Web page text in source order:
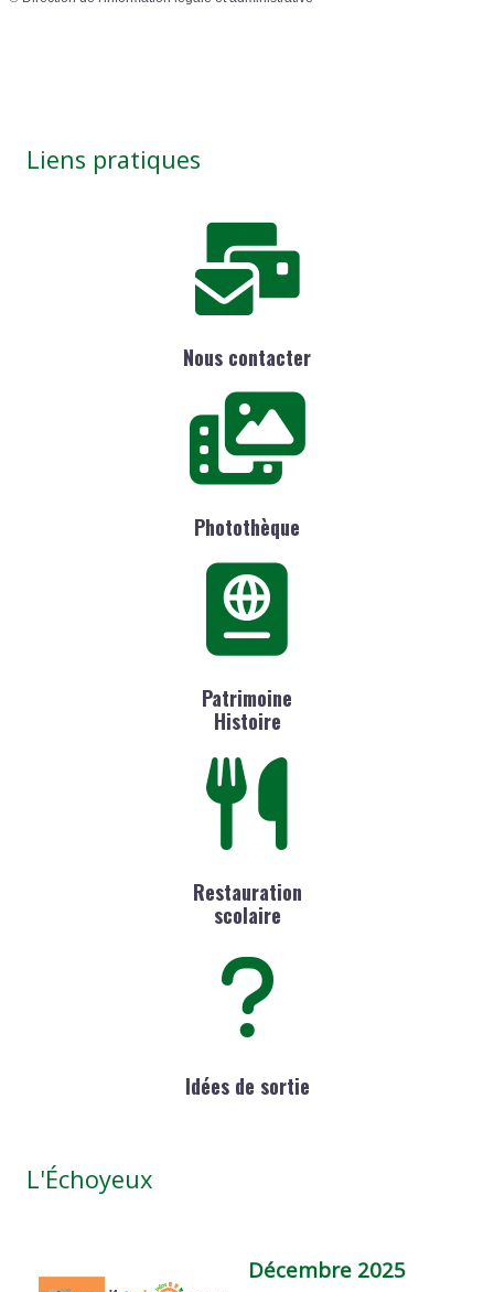
Liens pratiques
Nous contacter
Photothèque
Patrimoine
Histoire
Restauration
scolaire
Idées de sortie
L'Échoyeux
Décembre 2025